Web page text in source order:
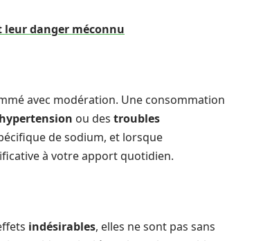
leur danger méconnu
avec modération. Une consommation
hypertension ou des troubles
de sodium, et lorsque
à votre apport quotidien.
indésirables, elles ne sont pas sans